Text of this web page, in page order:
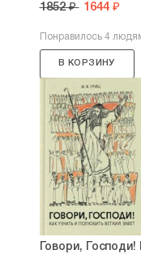
1852 ₽ 1644 ₽
Понравилось 4
В КОРЗИНУ
Говори, Господи!